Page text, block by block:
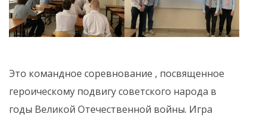
Это командное соревнование , посвященное
героическому подвигу советского народа в
годы Великой Отечественной войны. Игра